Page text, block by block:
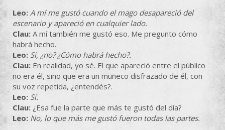
Leo: A mí me gustó cuando el mago desapareció del
escenario y apareció en cualquier lado.
Clau: A mí también me gustó eso. Me pregunto cómo
habrá hecho.
Leo: Sí, ¿no? ¿Cómo habrá hecho?.
Clau: En realidad, yo sé. El que apareció entre el público
no era él, sino que era un muñeco disfrazado de él, con
su voz repetida, ¿entendés?.
Leo: Sí.
Clau: ¿Esa fue la parte que más te gustó del día?
Leo: No, lo que más me gustó fueron todas las partes.